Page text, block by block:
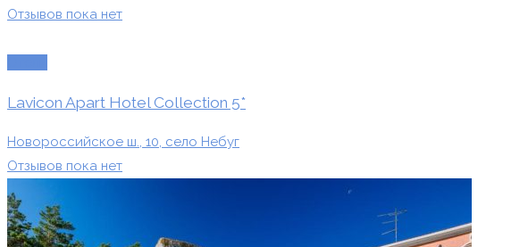
Отзывов пока нет
Lavicon Apart Hotel Collection 5*
Новороссийское ш., 10, село Небуг
Отзывов пока нет